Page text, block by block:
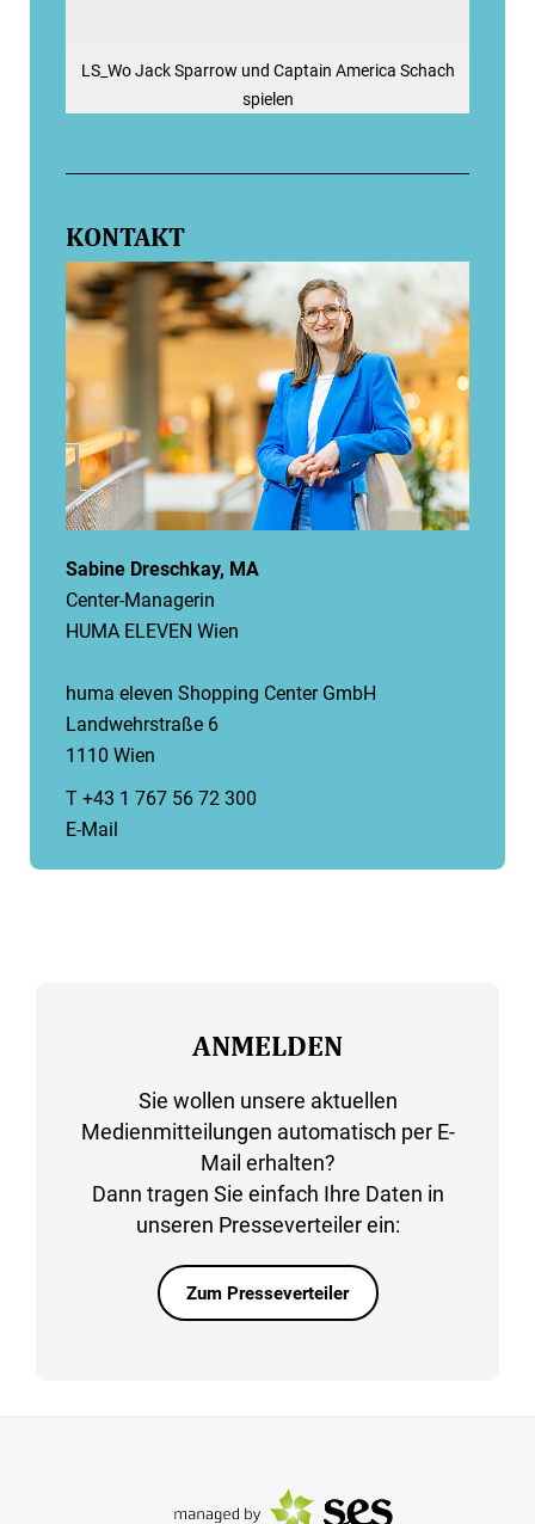
LS_Wo Jack Sparrow und Captain America Schach
spielen
KONTAKT
Sabine Dreschkay, MA
Center-Managerin
HUMA ELEVEN Wien
huma eleven Shopping Center GmbH
Landwehrstraße 6
1110 Wien
T +43 1 767 56 72 300
E-Mail
ANMELDEN
Sie wollen unsere aktuellen
Medienmitteilungen automatisch per E-
Mail erhalten?
Dann tragen Sie einfach Ihre Daten in
unseren Presseverteiler ein:
Zum Presseverteiler